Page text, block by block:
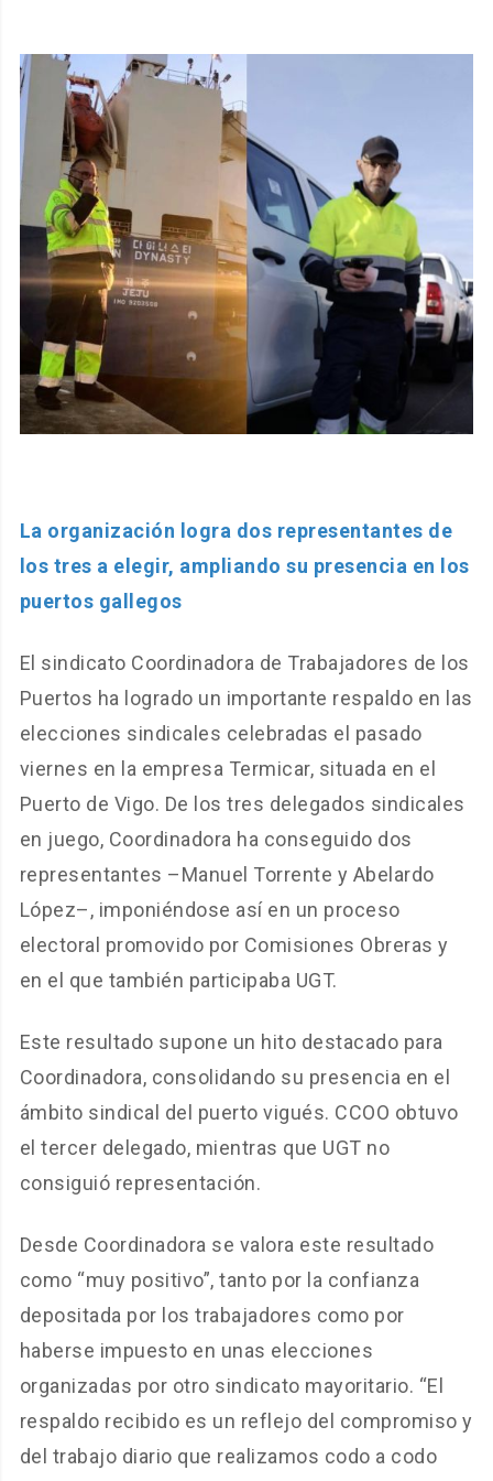
La organización logra dos representantes de
los tres a elegir, ampliando su presencia en los
puertos gallegos
El sindicato Coordinadora de Trabajadores de los
Puertos ha logrado un importante respaldo en las
elecciones sindicales celebradas el pasado
viernes en la empresa Termicar, situada en el
Puerto de Vigo. De los tres delegados sindicales
en juego, Coordinadora ha conseguido dos
representantes –Manuel Torrente y Abelardo
López–, imponiéndose así en un proceso
electoral promovido por Comisiones Obreras y
en el que también participaba UGT.
Este resultado supone un hito destacado para
Coordinadora, consolidando su presencia en el
ámbito sindical del puerto vigués. CCOO obtuvo
el tercer delegado, mientras que UGT no
consiguió representación.
Desde Coordinadora se valora este resultado
como “muy positivo”, tanto por la confianza
depositada por los trabajadores como por
haberse impuesto en unas elecciones
organizadas por otro sindicato mayoritario. “El
respaldo recibido es un reflejo del compromiso y
del trabajo diario que realizamos codo a codo